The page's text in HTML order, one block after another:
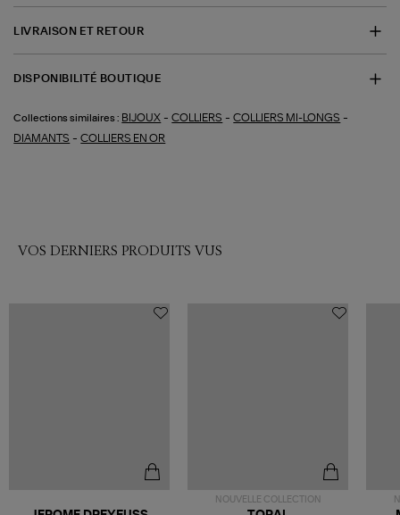
LIVRAISON ET RETOUR
DISPONIBILITÉ BOUTIQUE
Collections similaires : BIJOUX -COLLIERS -COLLIERS MI-LONGS -
DIAMANTS -COLLIERS EN OR
VOS DERNIERS PRODUITS VUS
NOUVELLE COLLECTION